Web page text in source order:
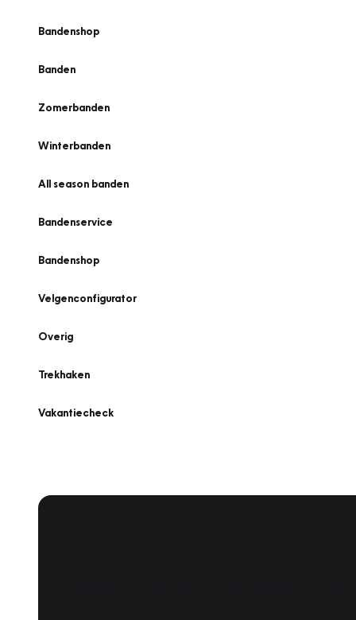
Bandenshop
Banden
Zomerbanden
Winterbanden
All season banden
Bandenservice
Bandenshop
Velgenconfigurator
Overig
Trekhaken
Vakantiecheck